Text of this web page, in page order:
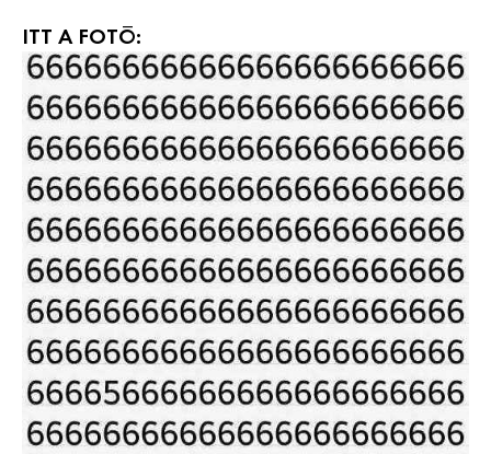
ITT A FOTÓ: